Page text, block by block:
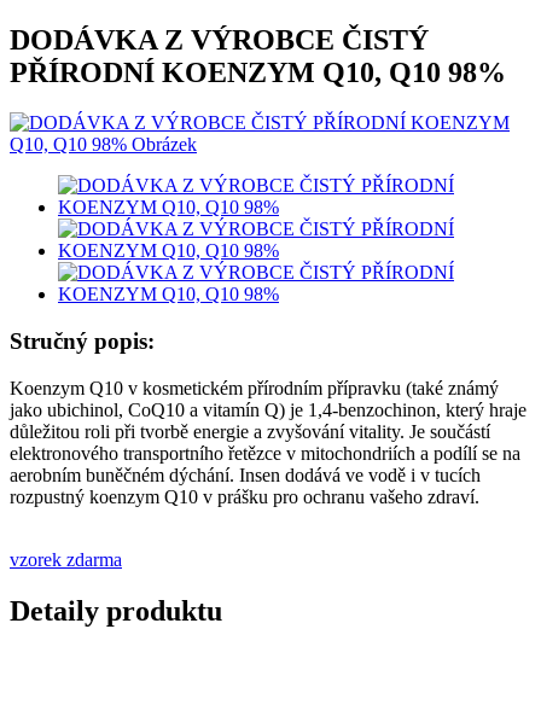
DODÁVKA Z VÝROBCE ČISTÝ
PŘÍRODNÍ KOENZYM Q10, Q10 98%
Stručný popis:
Koenzym Q10 v kosmetickém přírodním přípravku (také známý
jako ubichinol, CoQ10 a vitamín Q) je 1,4-benzochinon, který hraje
důležitou roli při tvorbě energie a zvyšování vitality. Je součástí
elektronového transportního řetězce v mitochondriích a podílí se na
aerobním buněčném dýchání. Insen dodává ve vodě i v tucích
rozpustný koenzym Q10 v prášku pro ochranu vašeho zdraví.
vzorek zdarma
Detaily produktu